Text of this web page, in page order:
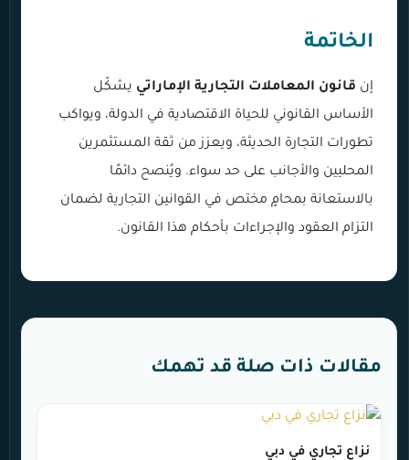
الخاتمة
إن قانون المعاملات التجارية الإماراتي يشكّل
الأساس القانوني للحياة الاقتصادية في الدولة، ويواكب
تطورات التجارة الحديثة، ويعزز من ثقة المستثمرين
المحليين والأجانب على حد سواء. ويُنصح دائمًا
بالاستعانة بمحامٍ مختص في القوانين التجارية لضمان
التزام العقود والإجراءات بأحكام هذا القانون.
مقالات ذات صلة قد تهمك
نزاع تجاري في دبي